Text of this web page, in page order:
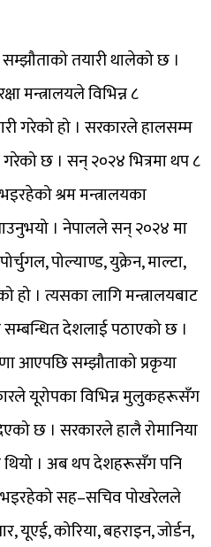
तयारी थालेको छ ।
मन्त्रालयले विभिन्न ८
गरेको हो । सरकारले हालसम्म
छ । सन् २०२४ भित्रमा थप ८
श्रम मन्त्रालयका
। नेपालले सन् २०२४ मा
पोल्याण्ड, युक्रेन, माल्टा,
हो । त्यसका लागि मन्त्रालयबाट
सम्बन्धित देशलाई पठाएको छ ।
आएपछि सम्झौताको प्रकृया
यूरोपका विभिन्न मुलुकहरूसँग
छ । सरकारले हालै रोमानिया
थियो । अब थप देशहरूसँग पनि
भइरहेको सह–सचिव पोखरेलले
यूएई, कोरिया, बहराइन, जोर्डन,